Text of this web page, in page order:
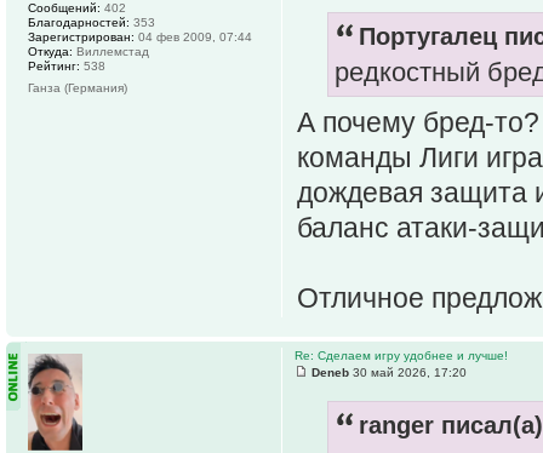
Португалец
редкостный
А почему бред-
команды Лиги
дождевая защита
баланс атаки-
Отличное
Сообщений: 402
Благодарностей: 353
Зарегистрирован: 04 фев 2009, 07:44
Откуда: Виллемстад
Рейтинг: 538
Ганза (Германия)
Re: Сделаем игру удобнее и лучше!
Deneb 30 май 2026, 17:20
ranger